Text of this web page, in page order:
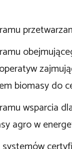
biomasy do
wsparcia
agro w